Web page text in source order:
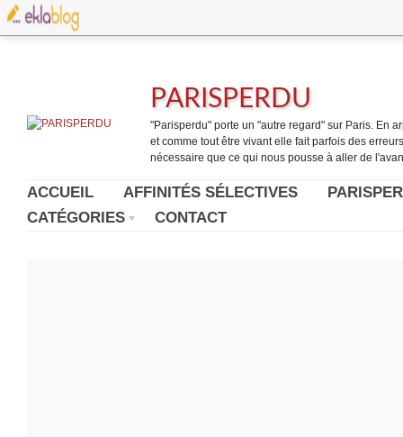
PARISPERDU
"Parisperdu" porte un "autre regard" sur Paris. En
et comme tout être vivant elle fait parfois des
nécessaire que ce qui nous pousse à aller de
ACCUEIL AFFINITÉS SÉLECTIVES
CATÉGORIES
CONTACT